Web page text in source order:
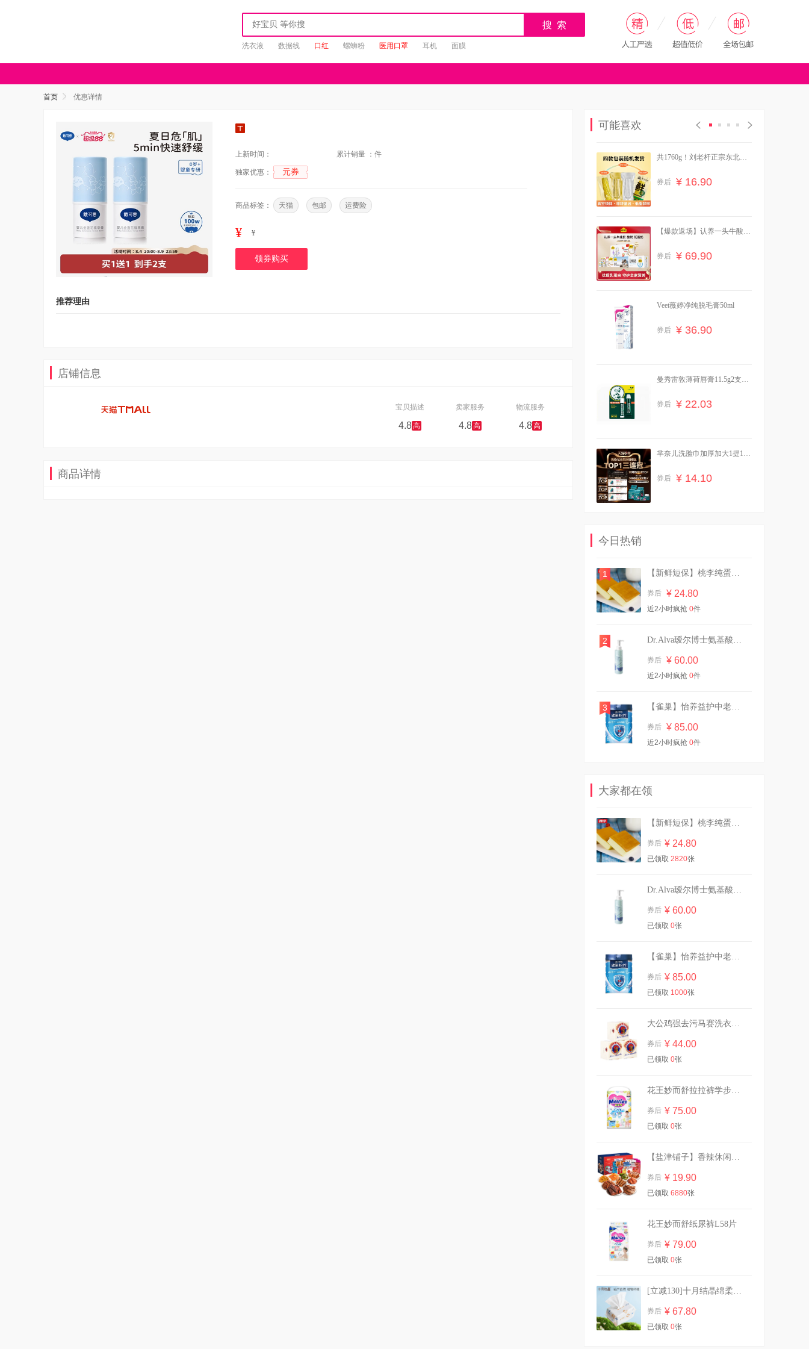
搜 索
洗衣液 数据线 口红 螺蛳粉 医用口罩 耳机 面膜
首页 优惠详情
上新时间： 累计销量 ： 件
独家优惠： 元券
商品标签： 天猫 包邮 运费险
¥ ¥
领券购买
推荐理由
店铺信息
宝贝描述
4.8高
卖家服务
4.8高
物流服务
4.8高
商品详情
可能喜欢
共1760g！刘老杆正宗东北黄
券后 ¥ 16.90
【爆款返场】认养一头牛酸
券后 ¥ 69.90
Veet薇婷净纯脱毛膏50ml
券后 ¥ 36.90
曼秀雷敦薄荷唇膏11.5g2支装
券后 ¥ 22.03
芈奈儿洗脸巾加厚加大1提138
券后 ¥ 14.10
24包
【含赠共10包】自由点卫生巾
券后
¥ 34.30
任选四件|杰士邦避孕套超薄男
券后 ¥ 24.20
券后 ¥ 24.90
英氏有机核桃油亚麻籽油婴幼
儿辅食油*2瓶
券后 ¥ 87.00
柔邦湿厕纸80抽1大包！！
容笔膏阴影面部提亮
豪士藜麦吐司全麦面包420g
券后 ¥ 21.90
券后 ¥ 37.40
今日热销
1 【新鲜短保】桃李纯蛋糕720g营养早餐
券后 ¥ 24.80
近2小时疯抢 0件
2 Dr.Alva瑷尔博士氨基酸洁颜蜜120ml
券后 ¥ 60.00
近2小时疯抢 0件
3 【雀巢】怡养益护中老年成人奶粉850g
券后 ¥ 85.00
近2小时疯抢 0件
大家都在领
【新鲜短保】桃李纯蛋糕720g营养早餐
券后 ¥ 24.80
已领取 2820张
Dr.Alva瑷尔博士氨基酸洁颜蜜120ml
券后 ¥ 60.00
已领取 0张
【雀巢】怡养益护中老年成人奶粉850g
券后 ¥ 85.00
已领取 1000张
大公鸡强去污马赛洗衣皂300g*3块
券后 ¥ 44.00
已领取 0张
花王妙而舒拉拉裤学步裤L44片
券后 ¥ 75.00
已领取 0张
【盐津铺子】香辣休闲零食大礼包30包
券后 ¥ 19.90
已领取 6880张
花王妙而舒纸尿裤L58片
券后 ¥ 79.00
已领取 0张
[立减130]十月结晶绵柔巾加厚洗脸巾80抽*10
券后 ¥ 67.80
已领取 0张